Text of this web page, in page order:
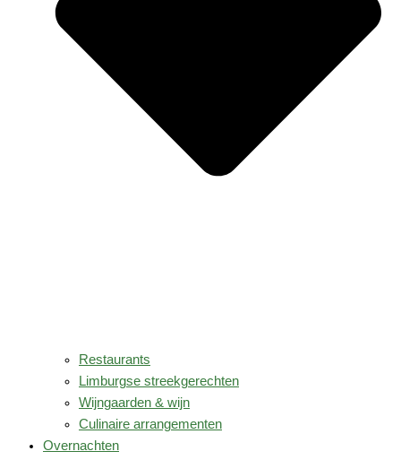
Restaurants
Limburgse streekgerechten
Wijngaarden & wijn
Culinaire arrangementen
Overnachten